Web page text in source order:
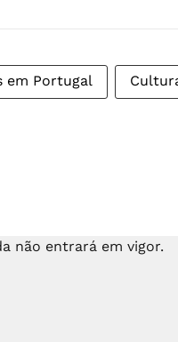
em Portugal